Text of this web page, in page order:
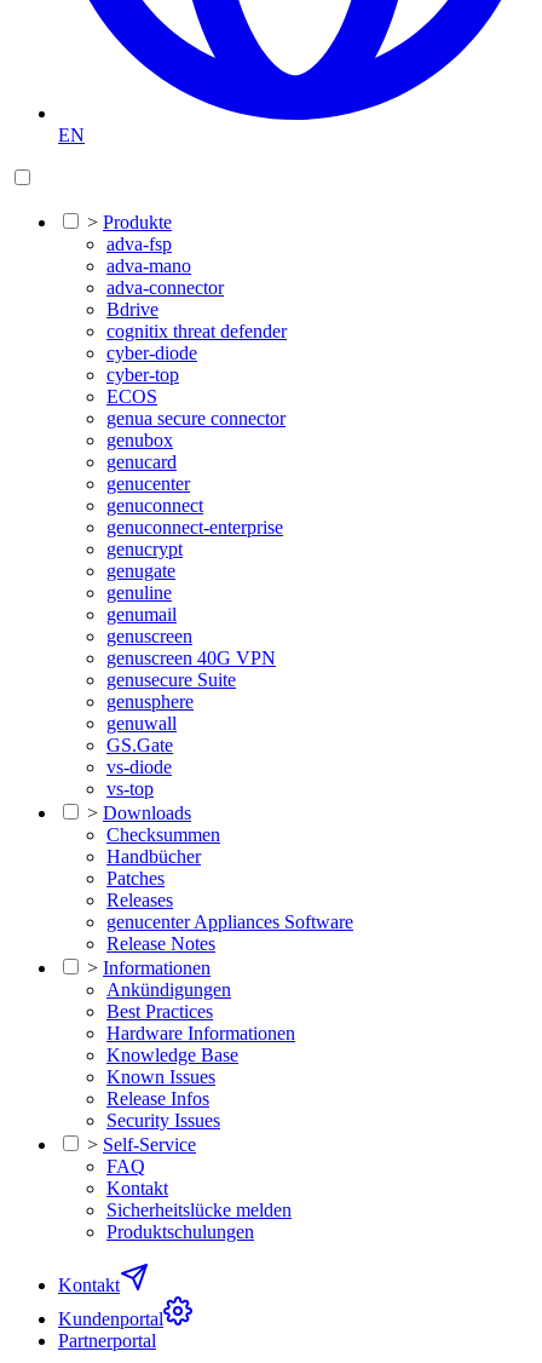
EN
> Produkte
adva-fsp
adva-mano
adva-connector
Bdrive
cognitix threat defender
cyber-diode
cyber-top
ECOS
genua secure connector
genubox
genucard
genucenter
genuconnect
genuconnect-enterprise
genucrypt
genugate
genuline
genumail
genuscreen
genuscreen 40G VPN
genusecure Suite
genusphere
genuwall
GS.Gate
vs-diode
vs-top
> Downloads
Checksummen
Handbücher
Patches
Releases
genucenter Appliances Software
Release Notes
> Informationen
Ankündigungen
Best Practices
Hardware Informationen
Knowledge Base
Known Issues
Release Infos
Security Issues
> Self-Service
FAQ
Kontakt
Sicherheitslücke melden
Produktschulungen
Kontakt
Kundenportal
Partnerportal